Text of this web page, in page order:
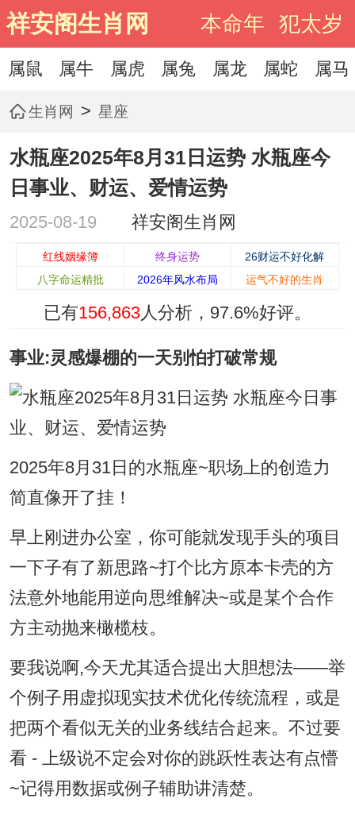
祥安阁生肖网 本命年 犯太岁
属鼠 属牛 属虎 属兔 属龙 属蛇 属马
生肖网 > 星座
水瓶座2025年8月31日运势 水瓶座今
日事业、财运、爱情运势
2025-08-19 祥安阁生肖网
红线姻缘簿 终身运势
26财运不好化解
八字命运精批
2026年风水布局 运气不好的生肖
已有156,863人分析， 97.6%好评。
事业:灵感爆棚的一天别怕打破常规
2025年8月31日的水瓶座~职场上的创造力
简直像开了挂！
早上刚进办公室，你可能就发现手头的项目
一下子有了新思路~打个比方原本卡壳的方
法意外地能用逆向思维解决~或是某个合作
方主动抛来橄榄枝。
要我说啊,今天尤其适合提出大胆想法——举
个例子用虚拟现实技术优化传统流程，或是
把两个看似无关的业务线结合起来。不过要
看 - 上级说不定会对你的跳跃性表达有点懵
~记得用数据或例子辅助讲清楚。